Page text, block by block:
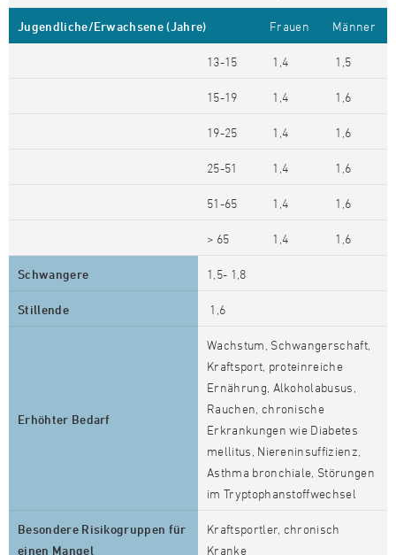
Jugendliche/Erwachsene (Jahre) Frauen Männer
13-15 1,4 1,5
15-19 1,4 1,6
19-25 1,4 1,6
25-51 1,4 1,6
51-65 1,4 1,6
> 65 1,4 1,6
Schwangere 1,5- 1,8
Stillende 1,6
Erhöhter Bedarf
Wachstum, Schwangerschaft,
Kraftsport, proteinreiche
Ernährung, Alkoholabusus,
Rauchen, chronische
Erkrankungen wie Diabetes
mellitus, Niereninsuffizienz,
Asthma bronchiale, Störungen
im Tryptophanstoffwechsel
Besondere Risikogruppen für
einen Mangel
Kraftsportler, chronisch
Kranke